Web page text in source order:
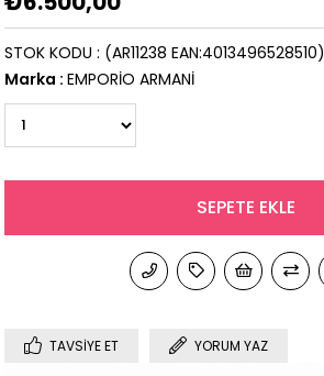
(AR11238 EAN:4013496528510)
STOK KODU
Marka : EMPORİO ARMANİ
TAVSIYE ET YORUM YAZ